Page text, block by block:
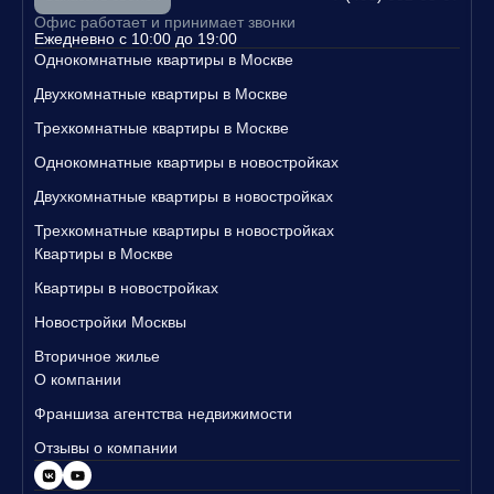
Свяжитесь с нами уже сегодня, чтобы узнать больше о наших п
редложениях и записаться на просмотр квартир!
Офис работает и принимает звонки
Ежедневно с 10:00 до 19:00
Однокомнатные квартиры в Москве
Двухкомнатные квартиры в Москве
Трехкомнатные квартиры в Москве
Однокомнатные квартиры в новостройках
Двухкомнатные квартиры в новостройках
Трехкомнатные квартиры в новостройках
Квартиры в Москве
Квартиры в новостройках
Новостройки Москвы
Вторичное жилье
О компании
Франшиза агентства недвижимости
Отзывы о компании